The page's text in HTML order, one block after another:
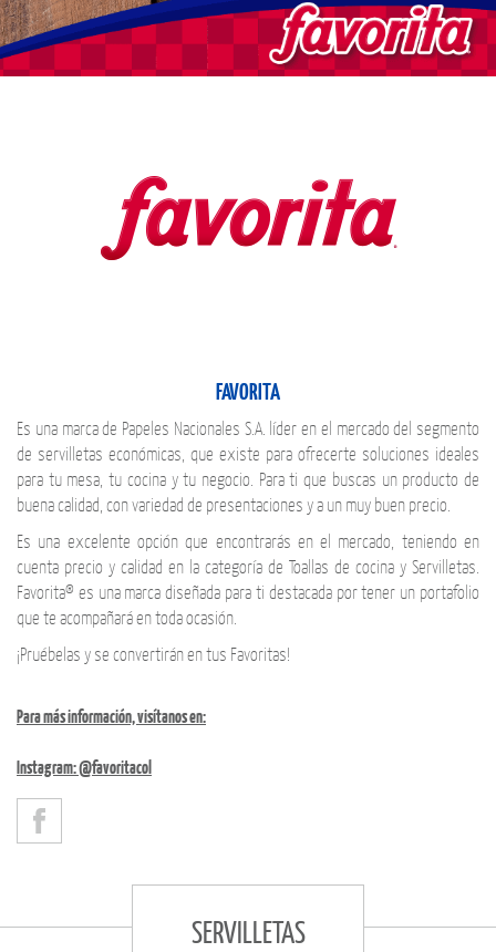
FAVORITA
Es una marca de Papeles Nacionales S.A. líder en el mercado del segmento
de servilletas económicas, que existe para ofrecerte soluciones ideales
para tu mesa, tu cocina y tu negocio. Para ti que buscas un producto de
buena calidad, con variedad de presentaciones y a un muy buen precio.
Es una excelente opción que encontrarás en el mercado, teniendo en
cuenta precio y calidad en la categoría de Toallas de cocina y Servilletas.
Favorita® es una marca diseñada para ti destacada por tener un portafolio
que te acompañará en toda ocasión.
¡Pruébelas y se convertirán en tus Favoritas!
Para más información, visítanos en:
Instagram: @favoritacol
SERVILLETAS